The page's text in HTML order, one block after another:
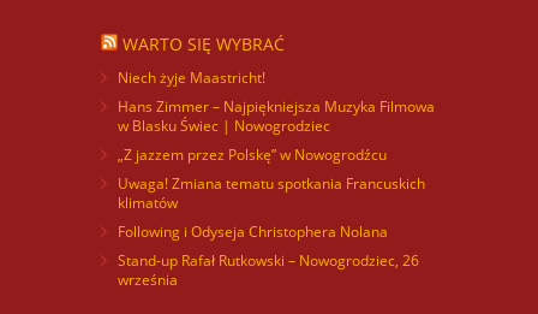
WARTO SIĘ WYBRAĆ
Niech żyje Maastricht!
Hans Zimmer – Najpiękniejsza Muzyka Filmowa
w Blasku Świec | Nowogrodziec
„Z jazzem przez Polskę” w Nowogrodźcu
Uwaga! Zmiana tematu spotkania Francuskich
klimatów
Following i Odyseja Christophera Nolana
Stand-up Rafał Rutkowski – Nowogrodziec, 26
września